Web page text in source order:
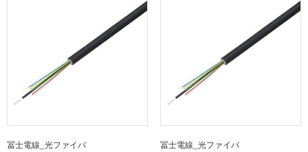
冨士電線_光ファイバ 冨士電線_光ファイバ